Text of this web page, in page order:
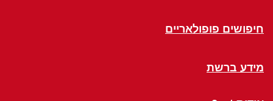
חיפושים פופולאריים
מידע ברשת